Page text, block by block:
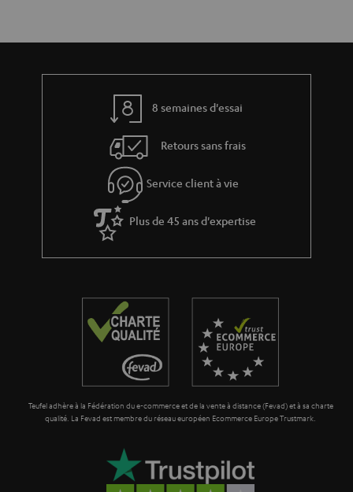
8 semaines d'essai
Retours sans frais
Service client à vie
Plus de 45 ans d'expertise
Teufel adhère à la Fédération du e-commerce et de la vente à distance (Fevad) et à sa charte
qualité. La Fevad est membre du réseau européen Ecommerce Europe Trustmark.